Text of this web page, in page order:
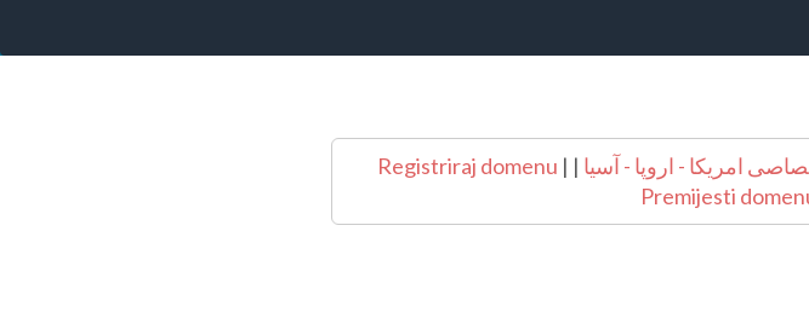
امریکا - اروپا - آسیا |
Registriraj domenu |
Premijesti